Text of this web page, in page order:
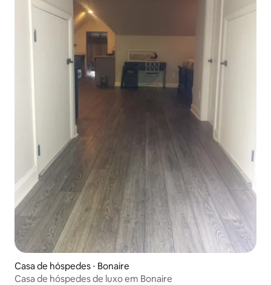
Casa de hóspedes ⋅ Bonaire
Casa de hóspedes de luxo em Bonaire